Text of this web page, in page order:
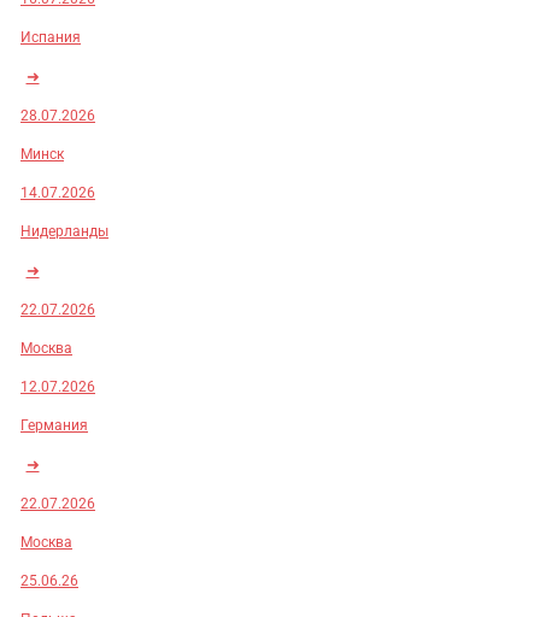
Испания
➜
28.07.2026
Минск
14.07.2026
Нидерланды
➜
22.07.2026
Москва
12.07.2026
Германия
➜
22.07.2026
Москва
25.06.26